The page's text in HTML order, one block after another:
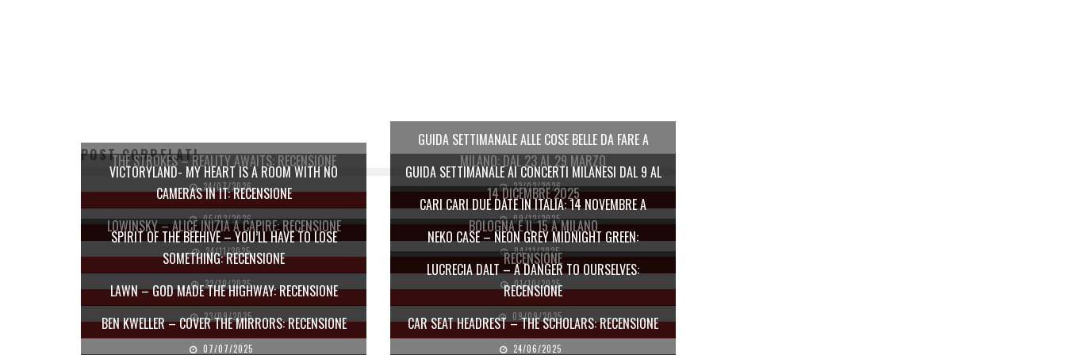
POST CORRELATI
THE STROKES – REALITY AWAITS: RECENSIONE
24/07/2026
GUIDA SETTIMANALE ALLE COSE BELLE DA FARE A
MILANO: DAL 23 AL 29 MARZO
23/03/2026
VICTORYLAND- MY HEART IS A ROOM WITH NO
CAMERAS IN IT: RECENSIONE
05/03/2026
GUIDA SETTIMANALE AI CONCERTI MILANESI DAL 9 AL
14 DICEMBRE 2025
09/12/2025
LOWINSKY – ALICE INIZIA A CAPIRE: RECENSIONE
24/11/2025
CARI CARI DUE DATE IN ITALIA: 14 NOVEMBRE A
BOLOGNA E IL 15 A MILANO
04/11/2025
SPIRIT OF THE BEEHIVE – YOU’LL HAVE TO LOSE
SOMETHING: RECENSIONE
22/10/2025
NEKO CASE – NEON GREY MIDNIGHT GREEN:
RECENSIONE
01/10/2025
LAWN – GOD MADE THE HIGHWAY: RECENSIONE
23/09/2025
LUCRECIA DALT – A DANGER TO OURSELVES:
RECENSIONE
09/09/2025
BEN KWELLER – COVER THE MIRRORS: RECENSIONE
07/07/2025
CAR SEAT HEADREST – THE SCHOLARS: RECENSIONE
24/06/2025